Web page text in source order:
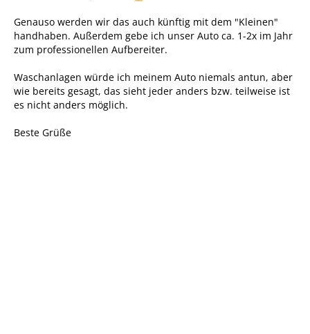
Genauso werden wir das auch künftig mit dem "Kleinen"
handhaben. Außerdem gebe ich unser Auto ca. 1-2x im Jahr
zum professionellen Aufbereiter.
Waschanlagen würde ich meinem Auto niemals antun, aber
wie bereits gesagt, das sieht jeder anders bzw. teilweise ist
es nicht anders möglich.
Beste Grüße